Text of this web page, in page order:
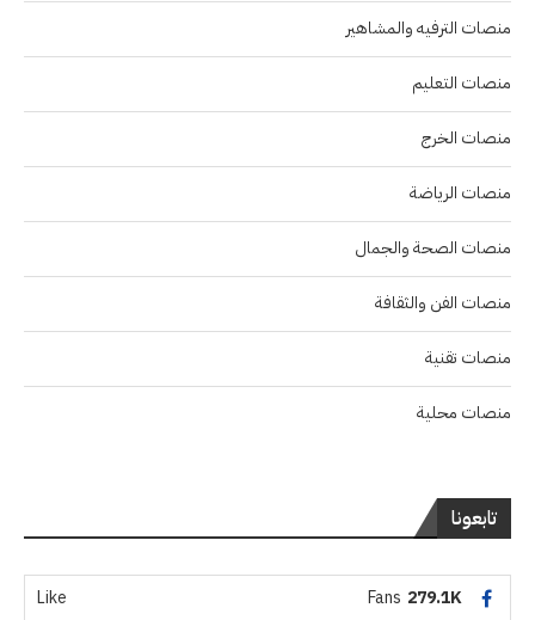
منصات الترفيه والمشاهير
منصات التعليم
منصات الخرج
منصات الرياضة
منصات الصحة والجمال
منصات الفن والثقافة
منصات تقنية
منصات محلية
تابعونا
279.1K
Fans
Like